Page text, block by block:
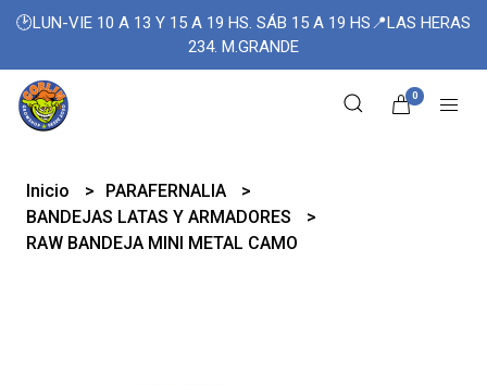
🕑LUN-VIE 10 A 13 Y 15 A 19 HS. SÁB 15 A 19 HS📍LAS HERAS
234. M.GRANDE
0
Inicio
PARAFERNALIA
BANDEJAS LATAS Y ARMADORES
RAW BANDEJA MINI METAL CAMO